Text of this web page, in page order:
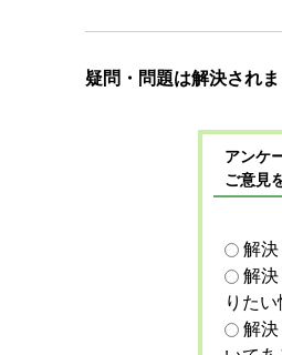
疑問・問題は解決され
アンケ
ご意見
解
解
りた
解